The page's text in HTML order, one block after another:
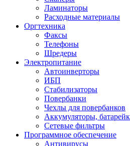
Ламинаторы
Расходные материалы
Оргтехника
Факсы
Телефоны
Шредеры
Электропитание
Автоинверторы
ИБП
Стабилизаторы
Повербанки
Чехлы для повербанков
Аккумуляторы,
Сетевые фильтры
Программное обеспечение
Антивирусы